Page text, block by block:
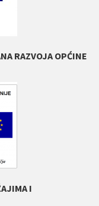
RAZVOJA OPĆINE
I